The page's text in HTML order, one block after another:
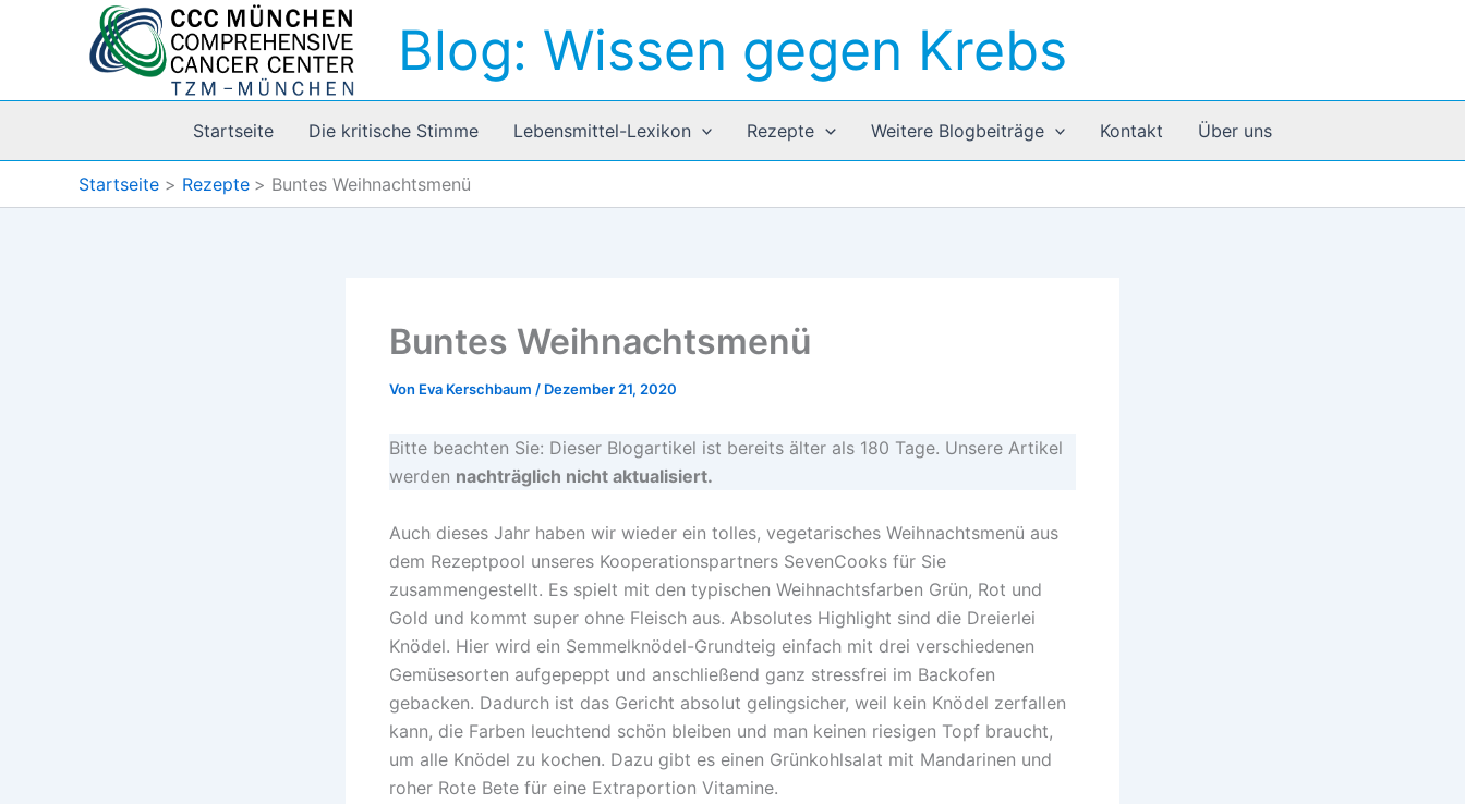
Blog: Wissen gegen Krebs
Startseite Die kritische Stimme Lebensmittel-Lexikon Rezepte Weitere Blogbeiträge Kontakt Über uns
Startseite Rezepte Buntes Weihnachtsmenü
Buntes Weihnachtsmenü
Von Eva Kerschbaum / Dezember 21, 2020
Bitte beachten Sie: Dieser Blogartikel ist bereits älter als 180 Tage. Unsere Artikel
werden nachträglich nicht aktualisiert.
Auch dieses Jahr haben wir wieder ein tolles, vegetarisches Weihnachtsmenü aus
dem Rezeptpool unseres Kooperationspartners SevenCooks für Sie
zusammengestellt. Es spielt mit den typischen Weihnachtsfarben Grün, Rot und
Gold und kommt super ohne Fleisch aus. Absolutes Highlight sind die Dreierlei
Knödel. Hier wird ein Semmelknödel-Grundteig einfach mit drei verschiedenen
Gemüsesorten aufgepeppt und anschließend ganz stressfrei im Backofen
gebacken. Dadurch ist das Gericht absolut gelingsicher, weil kein Knödel zerfallen
kann, die Farben leuchtend schön bleiben und man keinen riesigen Topf braucht,
um alle Knödel zu kochen. Dazu gibt es einen Grünkohlsalat mit Mandarinen und
roher Rote Bete für eine Extraportion Vitamine.